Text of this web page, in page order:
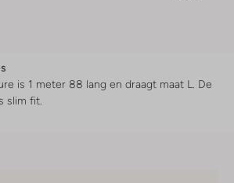
is 1 meter 88 lang en draagt maat L. De
slim fit